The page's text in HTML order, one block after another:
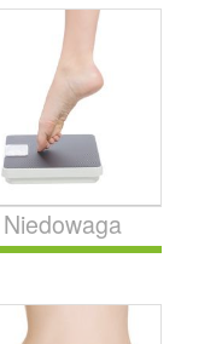
Niedowaga